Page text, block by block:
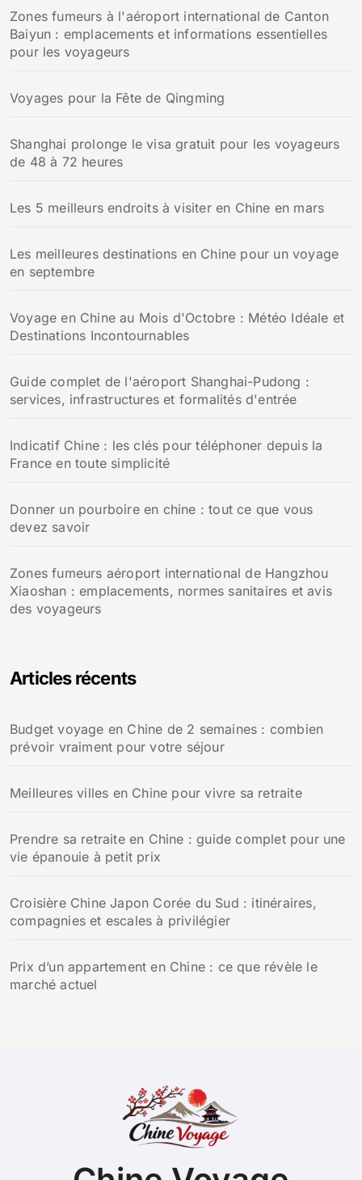
e
r
Zones fumeurs à l'aéroport international de Canton
Baiyun : emplacements et informations essentielles
pour les voyageurs
Voyages pour la Fête de Qingming
Shanghai prolonge le visa gratuit pour les voyageurs
de 48 à 72 heures
Les 5 meilleurs endroits à visiter en Chine en mars
Les meilleures destinations en Chine pour un voyage
en septembre
Voyage en Chine au Mois d'Octobre : Météo Idéale et
Destinations Incontournables
Guide complet de l'aéroport Shanghai-Pudong :
services, infrastructures et formalités d'entrée
Indicatif Chine : les clés pour téléphoner depuis la
France en toute simplicité
Donner un pourboire en chine : tout ce que vous
devez savoir
Zones fumeurs aéroport international de Hangzhou
Xiaoshan : emplacements, normes sanitaires et avis
des voyageurs
Articles récents
Budget voyage en Chine de 2 semaines : combien
prévoir vraiment pour votre séjour
Meilleures villes en Chine pour vivre sa retraite
Prendre sa retraite en Chine : guide complet pour une
vie épanouie à petit prix
Croisière Chine Japon Corée du Sud : itinéraires,
compagnies et escales à privilégier
Prix d’un appartement en Chine : ce que révèle le
marché actuel